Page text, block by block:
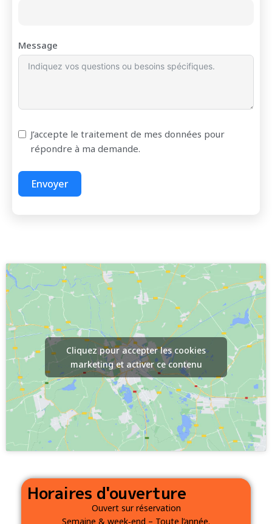
Message
J’accepte le traitement de mes données pour
répondre à ma demande.
Envoyer
Cliquez pour accepter les cookies
marketing et activer ce contenu
Horaires d'ouverture
Ouvert sur réservation
Semaine & week‑end – Toute l’année.